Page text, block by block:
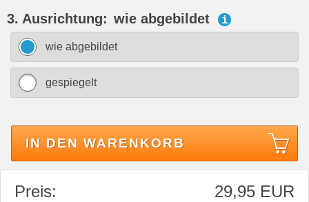
3. Ausrichtung: wie abgebildet i
wie abgebildet
gespiegelt
IN DEN WARENKORB
Preis: 29,95 EUR